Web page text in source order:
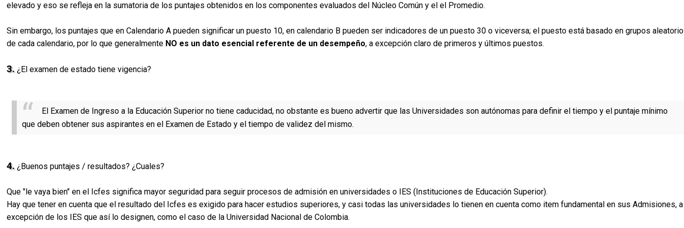
elevado y eso se refleja en la sumatoria de los puntajes obtenidos en los componentes evaluados del Núcleo Común y el el Promedio.
Sin embargo, los puntajes que en Calendario A pueden significar un puesto 10, en calendario B pueden ser indicadores de un puesto 30 o viceversa; el puesto está basado en grupos
de cada calendario, por lo que generalmente NO es un dato esencial referente de un desempeño, a excepción claro de primeros y últimos puestos.
3.¿El examen de estado tiene vigencia?
El Examen de Ingreso a la Educación Superior no tiene caducidad, no obstante es bueno advertir que las Universidades son autónomas para definir el tiempo y el puntaje mínimo
que deben obtener sus aspirantes en el Examen de Estado y el tiempo de validez del mismo.
4. ¿Buenos puntajes / resultados? ¿Cuales?
Que "le vaya bien" en el Icfes significa mayor seguridad para seguir procesos de admisión en universidades o IES (Instituciones de Educación Superior).
Hay que tener en cuenta que el resultado del Icfes es exigido para hacer estudios superiores, y casi todas las universidades lo tienen en cuenta como item fundamental en sus Admisiones, a
excepción de los IES que así lo designen, como el caso de la Universidad Nacional de Colombia.